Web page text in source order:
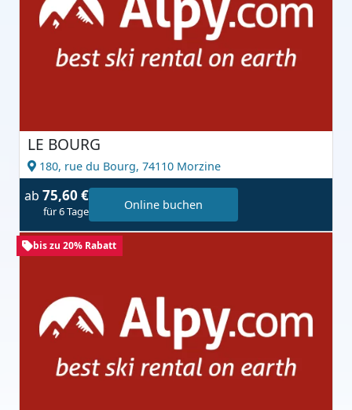
LE BOURG
180, rue du Bourg, 74110 Morzine
ab 75,60 €
für 6 Tage Online buchen
bis zu 20% Rabatt